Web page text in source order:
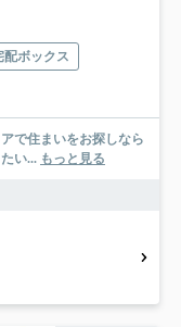
配ボックス
で住まいをお探しなら
い... もっと見る